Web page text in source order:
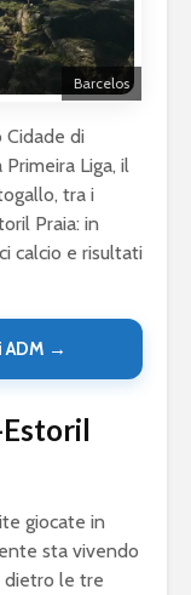
Barcelos
Cidade di
Liga, il
tra i
Praia: in
calcio e risultati
ADM →
giocate in
sta vivendo
dietro le tre